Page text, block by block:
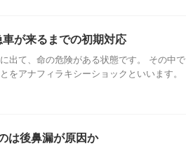
が来るまでの初期対応
出て、命の危険がある状態です。 その中で
をアナフィラキシーショックといいます。
は後鼻漏が原因か